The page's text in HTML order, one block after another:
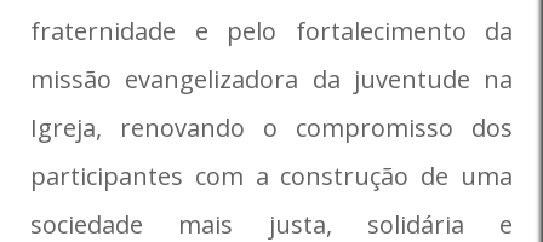
fraternidade e pelo fortalecimento da
missão evangelizadora da juventude na
Igreja, renovando o compromisso dos
participantes com a construção de uma
sociedade mais justa, solidária e